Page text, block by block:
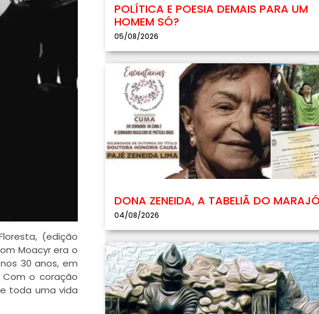
(edição
Moacyr era o
30 anos, em
Com o coração
toda uma vida
POLÍTICA E POESIA DEMAIS PARA UM
HOMEM SÓ?
05/08/2026
DONA ZENEIDA, A TABELIÃ DO
04/08/2026